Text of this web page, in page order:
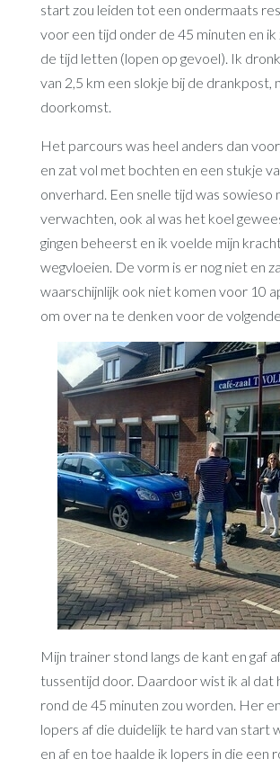
start zou leiden tot een ondermaats
voor een tijd onder de 45 minuten en ik
de tijd letten (lopen op gevoel). Ik
van 2,5 km een slokje bij de drankpost,
doorkomst.
Het parcours was heel anders dan
en zat vol met bochten en een stukje
onverhard. Een snelle tijd was sowieso
verwachten, ook al was het koel
gingen beheerst en ik voelde mijn
wegvloeien. De vorm is er nog niet en
waarschijnlijk ook niet komen voor 10
om over na te denken voor de
Mijn trainer stond langs de kant en gaf
tussentijd door. Daardoor wist ik al dat
rond de 45 minuten zou worden. Her
lopers af die duidelijk te hard van start
en af en toe haalde ik lopers in die een